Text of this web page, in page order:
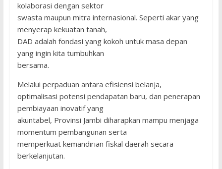
kolaborasi dengan sektor
swasta maupun mitra internasional. Seperti akar yang
menyerap kekuatan tanah,
DAD adalah fondasi yang kokoh untuk masa depan
yang ingin kita tumbuhkan
bersama.
Melalui perpaduan antara efisiensi belanja,
optimalisasi potensi pendapatan baru, dan penerapan
pembiayaan inovatif yang
akuntabel, Provinsi Jambi diharapkan mampu menjaga
momentum pembangunan serta
memperkuat kemandirian fiskal daerah secara
berkelanjutan.